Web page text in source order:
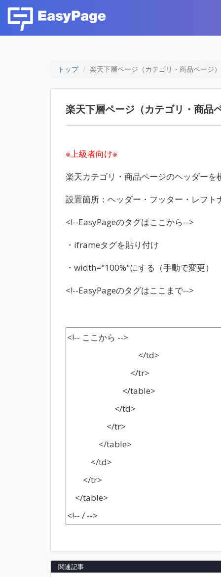
トップ 楽天下層ページ（カテゴリ・商品ページ
楽天下層ページ（カテゴリ・商品
※上級者向け※
楽天カテゴリ・商品ページのヘッダーを
設置箇所：ヘッダー・フッター・レフ
<!--EasyPageのタグはここから-->
・iframeタグを貼り付け
・width="100%"にする（手動で変更）
<!--EasyPageのタグはここまで-->
関連記事